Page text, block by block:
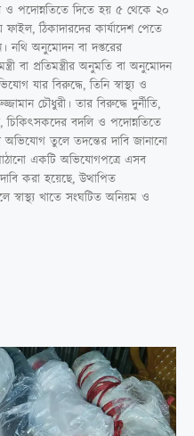
ও পদোন্নতিতে দিতে হয় ৫ থেকে ২০
ঠিকাদারদের কার্যাদেশ পেতে
নথি অনুমোদন বা দপ্তরের
বা প্রতিমন্ত্রীর অনুমতি বা অনুমোদন
যার বিরুদ্ধে, তিনি স্বাস্থ্য ও
চৌধুরী। তার বিরুদ্ধে দুর্নীতি,
চিকিৎসকদের বদলি ও পদোন্নতিতে
অভিযোগ তুলে তদন্তের দাবি জানানো
একটি অভিযোগপত্রে এসব
করা হয়েছে, উত্থাপিত
খাতে সংঘটিত অনিয়ম ও